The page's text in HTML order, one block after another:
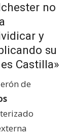
no
y
su
Castilla»
de